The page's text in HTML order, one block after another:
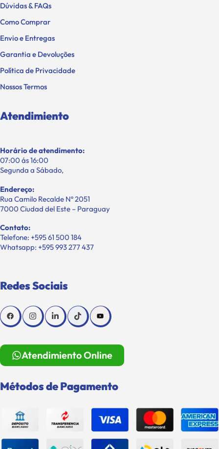
Dúvidas & FAQs
Como Comprar
Envio e Entregas
Garantia e Devoluções
Política de Privacidade
Nossos Termos
Atendimiento
Horário de atendimento:
07:00 ás 16:00
Segunda a Sábado,
Endereço:
Rua Camilo Recalde Nº 2051
7000 Ciudad del Este – Paraguay
Contato:
Telefone: +595 61 500 184
Whatsapp: +595 993 277 437
Redes Sociais
Atendimiento Online
Métodos de Pagamento